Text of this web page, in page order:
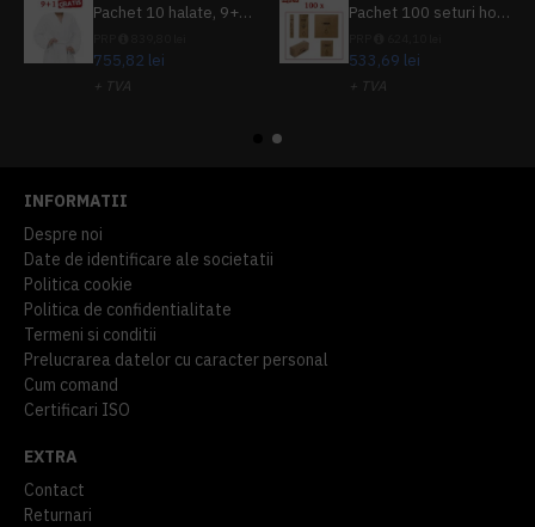
Pachet 10 halate, 9+1 gratuit
755,82 lei
+ TVA
Pachet 100 seturi hoteliere, set dentar, set barbierit, casca de dus, pila unghii, set cusut
533,69 lei
+ TVA
INFORMATII
Despre noi
Date de identificare ale societatii
Politica cookie
Politica de confidentialitate
Termeni si conditii
Prelucrarea datelor cu caracter personal
Cum comand
Certificari ISO
EXTRA
Contact
Returnari